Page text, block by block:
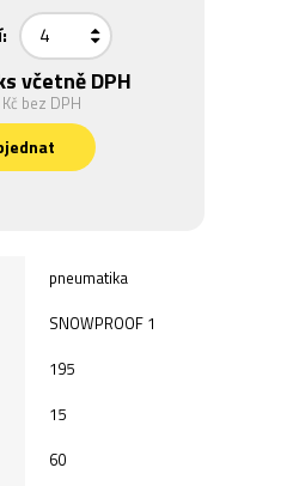
včetně DPH
bez DPH
pneumatika
SNOWPROOF 1
195
15
60